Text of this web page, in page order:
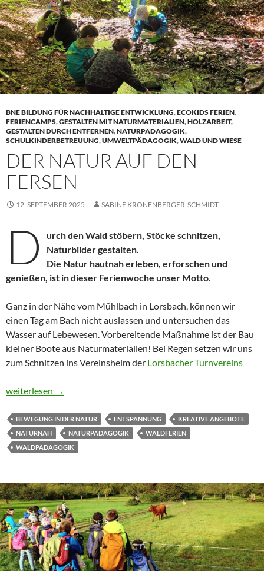
BNE BILDUNG FÜR NACHHALTIGE ENTWICKLUNG,ECOKIDS FERIEN,
FERIENCAMPS,GESTALTEN MIT NATURMATERIALIEN,HOLZARBEIT,
GESTALTEN DURCH ENTFERNEN,NATURPÄDAGOGIK,
SCHULKINDERBETREUUNG,UMWELTPÄDAGOGIK,WALD UND WIESE
DER NATUR AUF DEN
FERSEN
12. SEPTEMBER 2025 SABINE KRONENBERGER-SCHMIDT
D
urch den Wald stöbern, Stöcke schnitzen,
Naturbilder gestalten.
Die Natur hautnah erleben, erforschen und
genießen, ist in dieser Ferienwoche unser Motto.
Ganz in der Nähe vom Mühlbach in Lorsbach, können wir
einen Tag am Bach nicht auslassen und untersuchen das
Wasser auf Lebewesen. Vorbereitende Maßnahme ist der Bau
kleiner Boote aus Naturmaterialien! Bei Regen setzen wir uns
zum Schnitzen ins Vereinsheim der Lorsbacher Turnvereins
Der Natur auf den Fersen
weiterlesen →
BEWEGUNG IN DER NATUR ENTSPANNUNG
KREATIVE ANGEBOTE
NATURNAH
NATURPÄDAGOGIK
WALDFERIEN
WALDPÄDAGOGIK